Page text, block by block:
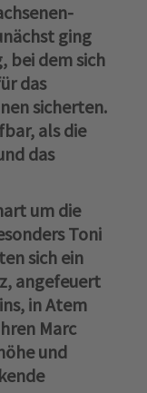
ging
bei dem sich
das
sicherten.
als die
das
um die
Toni
sich ein
angefeuert
in Atem
Marc
und